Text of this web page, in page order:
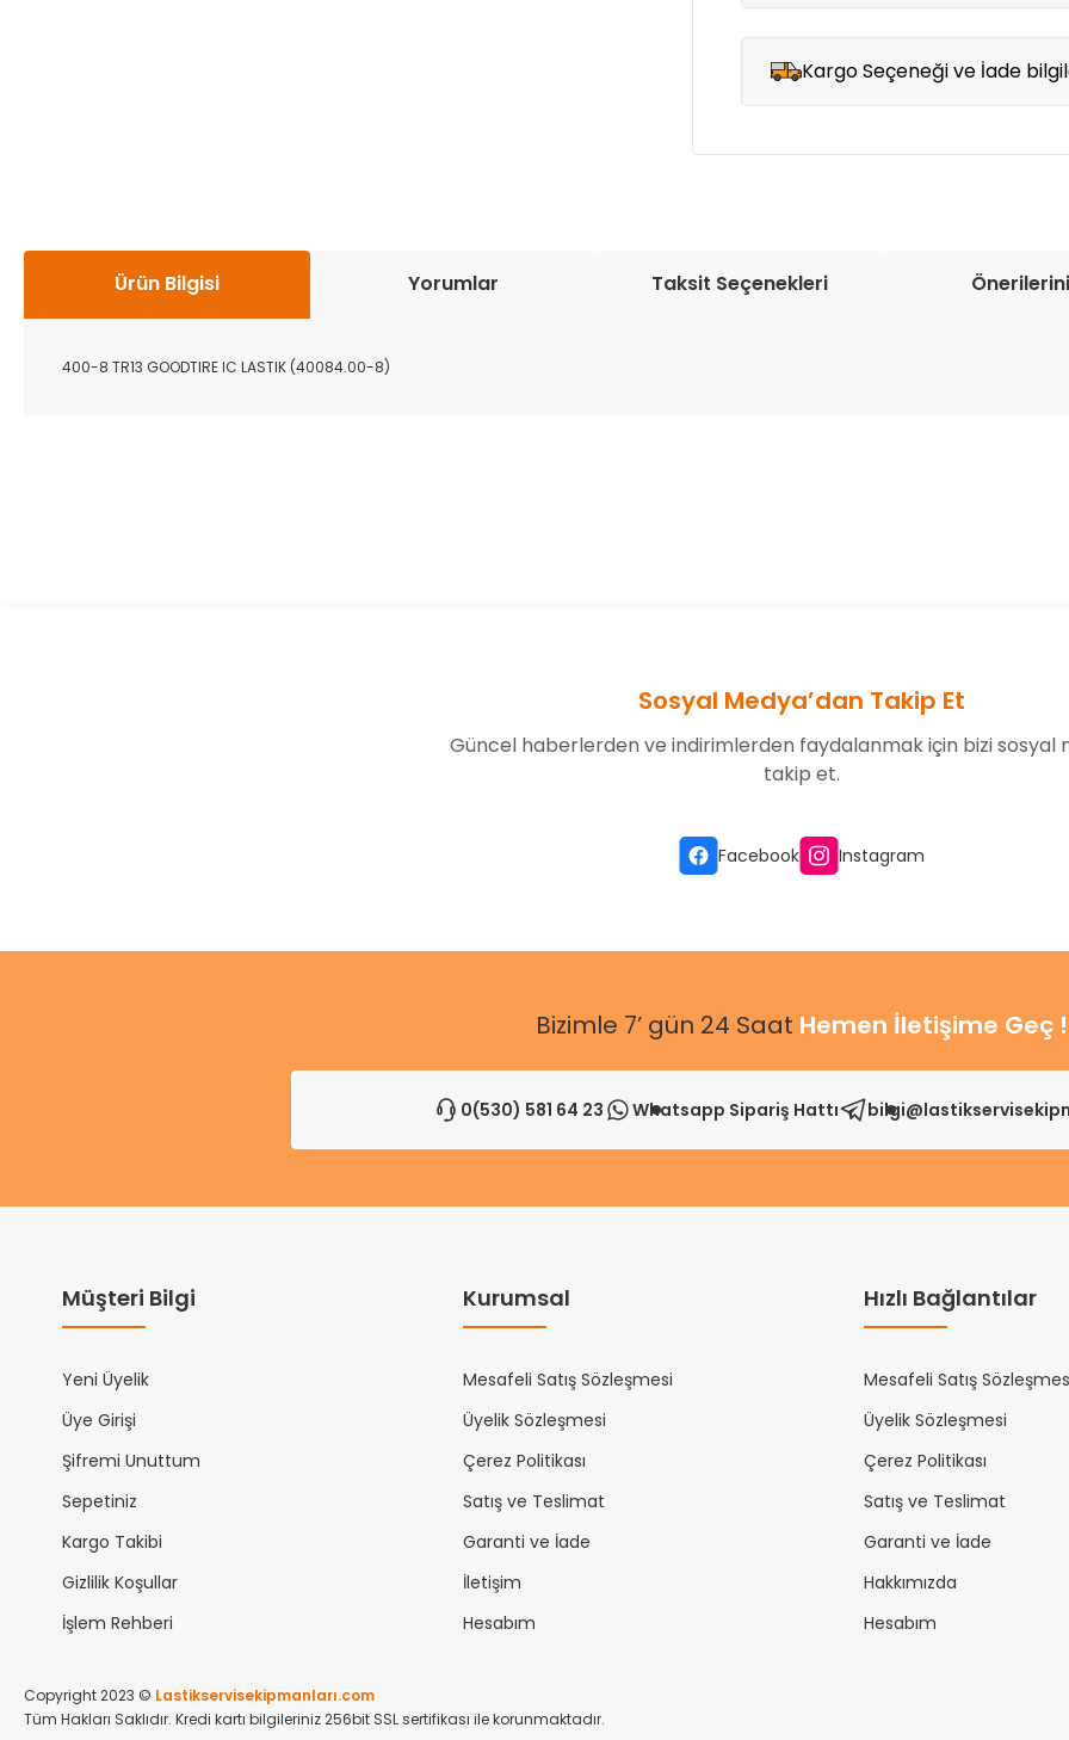
Kargo Seçeneği ve İade
Ürün Bilgisi Yorumlar Taksit Seçenekleri
400-8 TR13 GOODTIRE IC LASTIK (40084.00-8)
Gönder
Sosyal Medya’dan Takip Et
Güncel haberlerden ve indirimlerden faydalanmak için bizi sosyal
takip et.
Facebook Instagram
Bizimle 7’ gün 24 Saat Hemen İletişime Geç !
0(530) 581 64 23 Whatsapp Sipariş Hattı
Müşteri Bilgi
Yeni Üyelik
Üye Girişi
Şifremi Unuttum
Sepetiniz
Kargo Takibi
Gizlilik Koşullar
İşlem Rehberi
Kurumsal
Mesafeli Satış Sözleşmesi
Üyelik Sözleşmesi
Çerez Politikası
Satış ve Teslimat
Garanti ve İade
İletişim
Hesabım
Hızlı Bağlantılar
Mesafeli Satış
Üyelik Sözleşmesi
Çerez Politikası
Satış ve Teslimat
Garanti ve İade
Hakkımızda
Hesabım
Copyright 2023 © Lastikservisekipmanları.com
Tüm Hakları Saklıdır. Kredi kartı bilgileriniz 256bit SSL sertifikası ile korunmaktadır.